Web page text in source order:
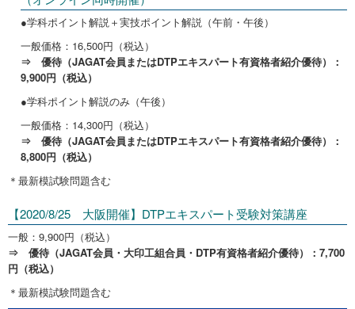
●学科ポイント解説＋実技ポイント解説（午前・午後）
一般価格：16,500円（税込）
⇒ 優待（JAGAT会員またはDTPエキスパート有資格者紹介優待）：
9,900円（税込）
●学科ポイント解説のみ（午後）
一般価格：14,300円（税込）
⇒ 優待（JAGAT会員またはDTPエキスパート有資格者紹介優待）：
8,800円（税込）
＊最新模試験問題含む
【2020/8/25 大阪開催】DTPエキスパート受験対策講座
一般：9,900円（税込）
⇒ 優待（JAGAT会員・大印工組合員・DTP有資格者紹介優待）：7,700
円（税込）
＊最新模試験問題含む